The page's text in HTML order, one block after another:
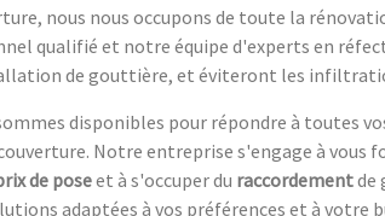
nous nous occupons de toute la
qualifié et notre équipe d'experts en
de gouttière, et éviteront les
disponibles pour répondre à toutes
Notre entreprise s'engage à vous
de poseet à s'occuper du raccordementde
adaptées à vos préférences et à